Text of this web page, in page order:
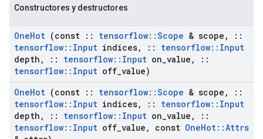
Constructores y destructores
OneHot (const :: tensorflow::Scope & scope ,
::
tensorflow:: Input indices, :: tensorflow:: Input
depth , :: tensorflow:: Input on value ,
::
tensorflow:: Input off value)
OneHot (const :: tensorflow::Scope & scope ,
::
tensorflow:: Input indices, :: tensorflow:: Input
depth , :: tensorflow:: Input on value ,
::
tensorflow:: Input off value , const OneHot::Attrs